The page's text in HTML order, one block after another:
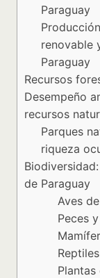
Paraguay
renovable
Paraguay
Recursos
Desempeño
recursos
Parques
riqueza
de Paraguay
Aves
Peces
Plantas